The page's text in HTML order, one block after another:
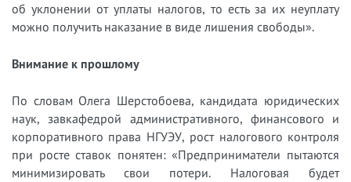
об уклонении от уплаты налогов, то есть за их неуплату
можно получить наказание в виде лишения свободы».
Внимание к прошлому
По словам Олега Шерстобоева, кандидата юридических
наук, завкафедрой административного, финансового и
корпоративного права НГУЭУ, рост налогового контроля
при росте ставок понятен: «Предприниматели пытаются
минимизировать свои потери. Налоговая будет